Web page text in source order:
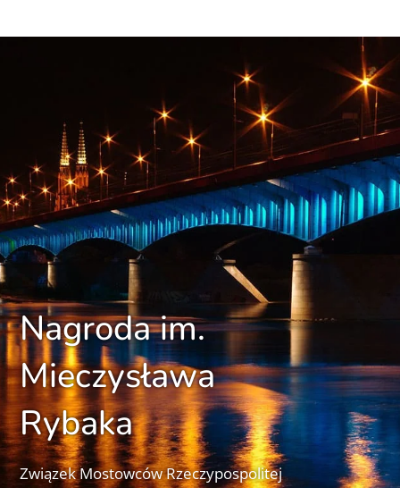
Nagroda im.
Mieczysława
Rybaka
Związek Mostowców Rzeczypospolitej